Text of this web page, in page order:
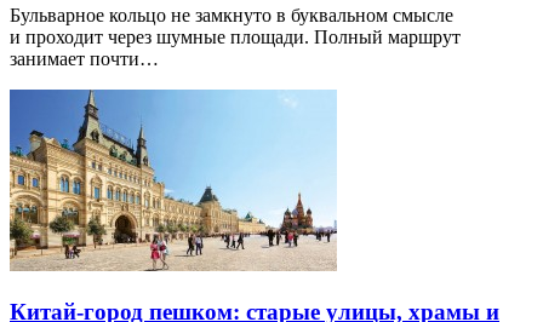
Бульварное кольцо не замкнуто в буквальном смысле
и проходит через шумные площади. Полный маршрут
занимает почти…
Китай-город пешком: старые улицы, храмы и